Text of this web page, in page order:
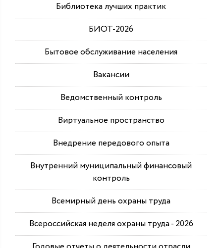
Библиотека лучших практик
БИОТ-2026
Бытовое обслуживание населения
Вакансии
Ведомственный контроль
Виртуальное пространство
Внедрение передового опыта
Внутренний муниципальный финансовый
контроль
Всемирный день охраны труда
Всероссийская неделя охраны труда - 2026